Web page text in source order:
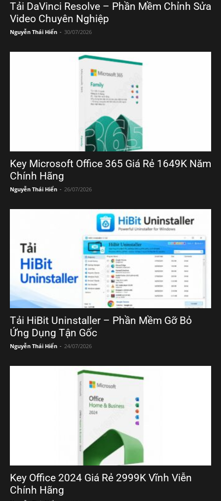
Tải DaVinci Resolve – Phần Mềm Chỉnh Sửa
Video Chuyên Nghiệp
Nguyễn Thái Hiển - 30/07/2026
Key Microsoft Office 365 Giá Rẻ 1649K Năm
Chính Hãng
Nguyễn Thái Hiển - 26/07/2026
Tải HiBit Uninstaller – Phần Mềm Gỡ Bỏ
Ứng Dụng Tận Gốc
Nguyễn Thái Hiển - 24/07/2026
Key Office 2024 Giá Rẻ 2999K Vĩnh Viễn
Chính Hãng